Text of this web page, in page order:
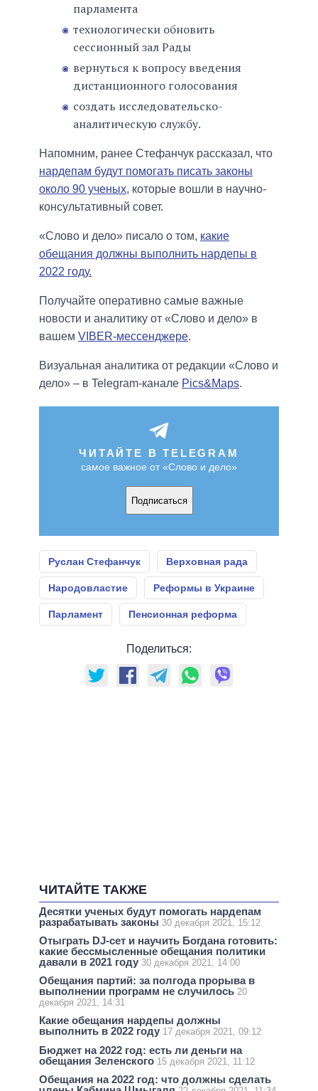
парламента
технологически обновить
сессионный зал Рады
вернуться к вопросу введения
дистанционного голосования
создать исследовательско-
аналитическую службу.
Напомним, ранее Стефанчук рассказал, что
нардепам будут помогать писать законы
около 90 ученых, которые вошли в научно-
консультативный совет.
«Слово и дело» писало о том, какие
обещания должны выполнить нардепы в
2022 году.
Получайте оперативно самые важные
новости и аналитику от «Слово и дело» в
вашем VIBER-мессенджере.
Визуальная аналитика от редакции «Слово и
дело» – в Telegram-канале Pics&Maps.
ЧИТАЙТЕ В TELEGRAM
самое важное от «Слово и дело»
Подписаться
Руслан Стефанчук Верховная рада
Народовластие Реформы в Украине
Парламент Пенсионная реформа
Поделиться:
ЧИТАЙТЕ ТАКЖЕ
Десятки ученых будут помогать нардепам
разрабатывать законы 30 декабря 2021, 15:12
Отыграть DJ-сет и научить Богдана готовить:
какие бессмысленные обещания политики
давали в 2021 году 30 декабря 2021, 14:00
Обещания партий: за полгода прорыва в
выполнении программ не случилось 20
декабря 2021, 14:31
Какие обещания нардепы должны
выполнить в 2022 году 17 декабря 2021, 09:12
Бюджет на 2022 год: есть ли деньги на
обещания Зеленского 15 декабря 2021, 11:12
Обещания на 2022 год: что должны сделать